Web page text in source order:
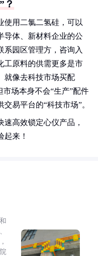
？
使用二氯二氢硅，可以
导体、新材料企业的公
系园区管理方，咨询入
工原料的供需更多是市
就像去科技市场买配
场本身不会“生产”配件
易平台的“科技市场”。
高效锁定心仪产品，
来！